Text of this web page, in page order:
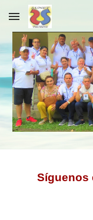
Skip to main content
Síguenos